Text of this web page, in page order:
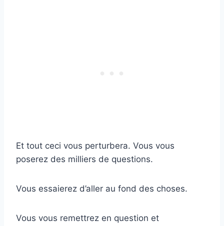
Et tout ceci vous perturbera. Vous vous
poserez des milliers de questions.
Vous essaierez d’aller au fond des choses.
Vous vous remettrez en question et